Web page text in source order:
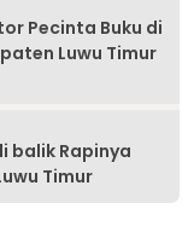
Pecinta Buku di
Luwu Timur
balik Rapinya
Timur